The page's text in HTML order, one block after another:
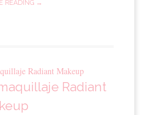
READING →
Radiant